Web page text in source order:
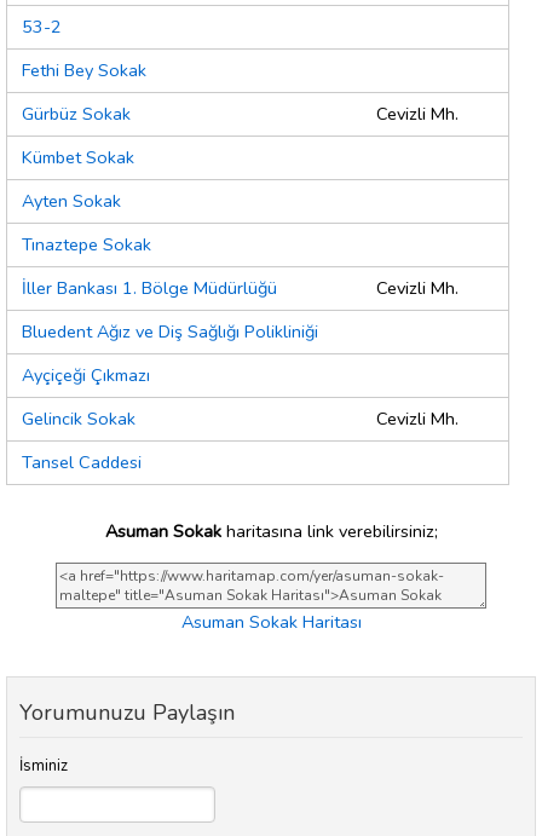
53-2
Fethi Bey Sokak
Gürbüz Sokak
Cevizli Mh.
Kümbet Sokak
Ayten Sokak
Tınaztepe Sokak
İller Bankası 1. Bölge Müdürlüğü
Cevizli Mh.
Bluedent Ağız ve Diş Sağlığı Polikliniği
Ayçiçeği Çıkmazı
Gelincik Sokak
Cevizli Mh.
Tansel Caddesi
Asuman Sokakharitasına link verebilirsiniz;
Asuman Sokak Haritası
Yorumunuzu Paylaşın
İsminiz